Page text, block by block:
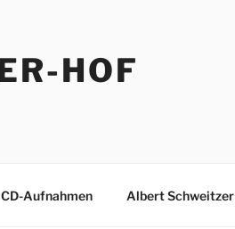
HOF
CD-Aufnahmen Albert Schweitzer